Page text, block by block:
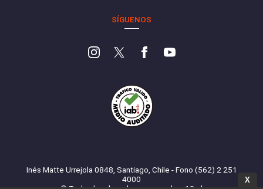
SÍGUENOS
Inés Matte Urrejola 0848, Santiago, Chile - Fono (562) 2 251
4000
X